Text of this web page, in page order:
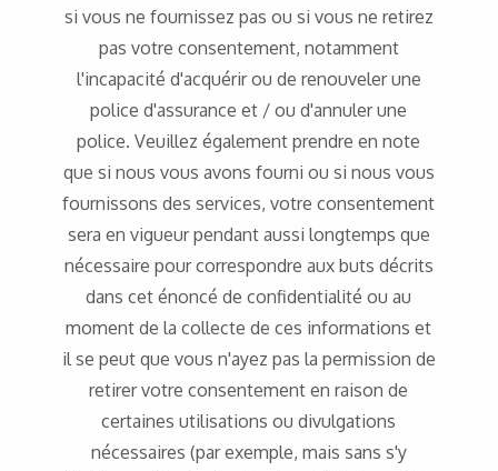
si vous ne fournissez pas ou si vous ne retirez
pas votre consentement, notamment
l'incapacité d'acquérir ou de renouveler une
police d'assurance et / ou d'annuler une
police. Veuillez également prendre en note
que si nous vous avons fourni ou si nous vous
fournissons des services, votre consentement
sera en vigueur pendant aussi longtemps que
nécessaire pour correspondre aux buts décrits
dans cet énoncé de confidentialité ou au
moment de la collecte de ces informations et
il se peut que vous n'ayez pas la permission de
retirer votre consentement en raison de
certaines utilisations ou divulgations
nécessaires (par exemple, mais sans s'y